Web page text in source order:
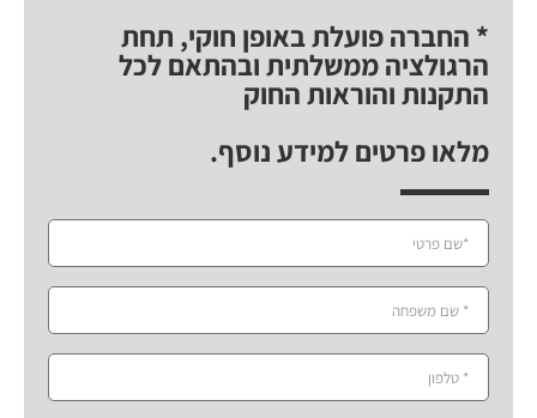
* החברה פועלת באופן חוקי, תחת
הרגולציה ממשלתית ובהתאם לכל
התקנות והוראות החוק
מלאו פרטים למידע נוסף.